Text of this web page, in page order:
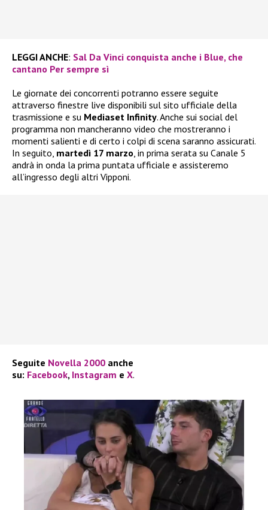
LEGGI ANCHE: Sal Da Vinci conquista anche i Blue, che
cantano Per sempre sì
Le giornate dei concorrenti potranno essere seguite
attraverso finestre live disponibili sul sito ufficiale della
trasmissione e su Mediaset Infinity. Anche sui social del
programma non mancheranno video che mostreranno i
momenti salienti e di certo i colpi di scena saranno assicurati.
In seguito, martedì 17 marzo , in prima serata su Canale 5
andrà in onda la prima puntata ufficiale e assisteremo
all’ingresso degli altri Vipponi.
Seguite Novella 2000 anche
su: Facebook, Instagram e X.